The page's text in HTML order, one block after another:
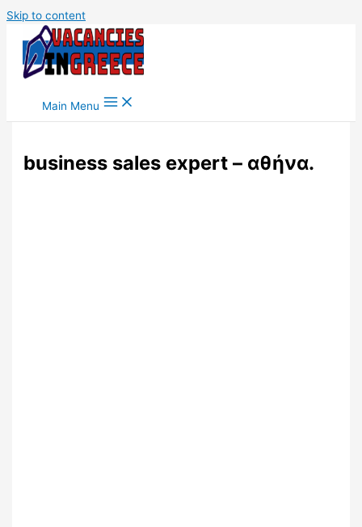
Skip to content
Main Menu
business sales expert – αθήνα.